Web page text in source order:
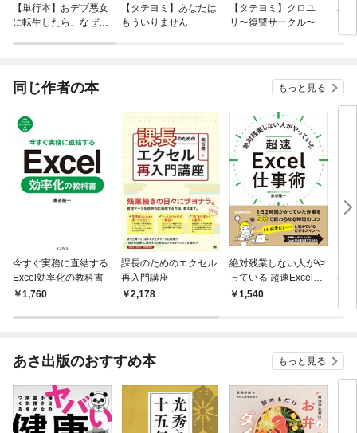
【単行本】おデブ悪女
に転生したら、なぜか
【タテヨミ】あなたは
もういりません
【タテヨミ】クロユ
リ〜復讐サークル〜
バ
今
同じ作者の本 もっと見る
今すぐ実務に直結する
Excel効率化の教科書
1,760
課長のためのエクセル
再入門講座
2,178
絶対残業しない人がや
っている 超速Excel仕
事術―――１日２時間
1,540
げ
あさ出版のおすすめ本 もっと見る